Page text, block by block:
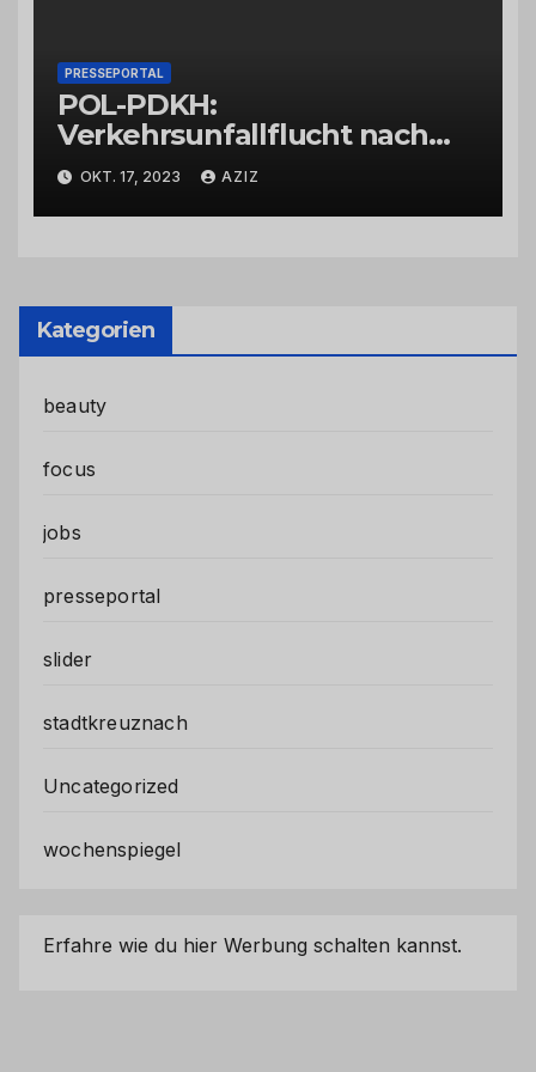
PRESSEPORTAL
POL-PDKH:
Verkehrsunfallflucht nach
Abbiegevorgang
OKT. 17, 2023 AZIZ
Kategorien
beauty
focus
jobs
presseportal
slider
stadtkreuznach
Uncategorized
wochenspiegel
Erfahre wie du hier Werbung schalten kannst.